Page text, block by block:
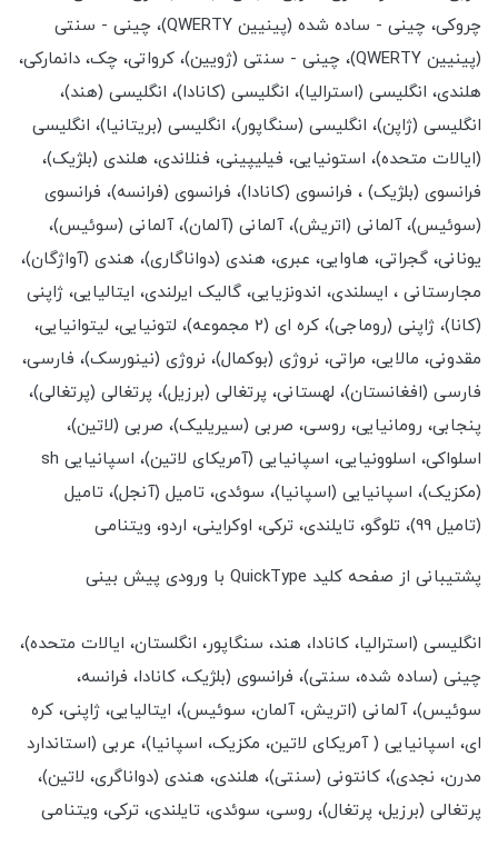
چروکی، چینی - ساده شده (پینیین QWERTY)، چینی - سنتی
(پینیین QWERTY)، چینی - سنتی (ژویین)، کرواتی، چک، دانمارکی،
هلندی، انگلیسی (استرالیا)، انگلیسی (کانادا)، انگلیسی (هند)،
انگلیسی (ژاپن)، انگلیسی (سنگاپور)، انگلیسی (بریتانیا)، انگلیسی
(ایالات متحده)، استونیایی، فیلیپینی، فنلاندی، هلندی (بلژیک)،
فرانسوی (بلژیک) ، فرانسوی (کانادا)، فرانسوی (فرانسه)، فرانسوی
(سوئیس)، آلمانی (اتریش)، آلمانی (آلمان)، آلمانی (سوئیس)،
یونانی، گجراتی، هاوایی، عبری، هندی (دواناگاری)، هندی (آواژگان)،
مجارستانی ، ایسلندی، اندونزیایی، گالیک ایرلندی، ایتالیایی، ژاپنی
(کانا)، ژاپنی (روماجی)، کره ای (2 مجموعه)، لتونیایی، لیتوانیایی،
مقدونی، مالایی، مراتی، نروژی (بوکمال)، نروژی (نینورسک)، فارسی،
فارسی (افغانستان)، لهستانی، پرتغالی (برزیل)، پرتغالی (پرتغالی)،
پنجابی، رومانیایی، روسی، صربی (سیریلیک)، صربی (لاتین)،
اسلواکی، اسلوونیایی، اسپانیایی (آمریکای لاتین)، اسپانیایی sh
(مکزیک)، اسپانیایی (اسپانیا)، سوئدی، تامیل (آنجل)، تامیل
(تامیل 99)، تلوگو، تایلندی، ترکی، اوکراینی، اردو، ویتنامی
پشتیبانی از صفحه کلید QuickType با ورودی پیش بینی
انگلیسی (استرالیا، کانادا، هند، سنگاپور، انگلستان، ایالات متحده)،
چینی (ساده شده، سنتی)، فرانسوی (بلژیک، کانادا، فرانسه،
سوئیس)، آلمانی (اتریش، آلمان، سوئیس)، ایتالیایی، ژاپنی، کره
ای، اسپانیایی ( آمریکای لاتین، مکزیک، اسپانیا)، عربی (استاندارد
مدرن، نجدی)، کانتونی (سنتی)، هلندی، هندی (دواناگری، لاتین)،
پرتغالی (برزیل، پرتغال)، روسی، سوئدی، تایلندی، ترکی، ویتنامی